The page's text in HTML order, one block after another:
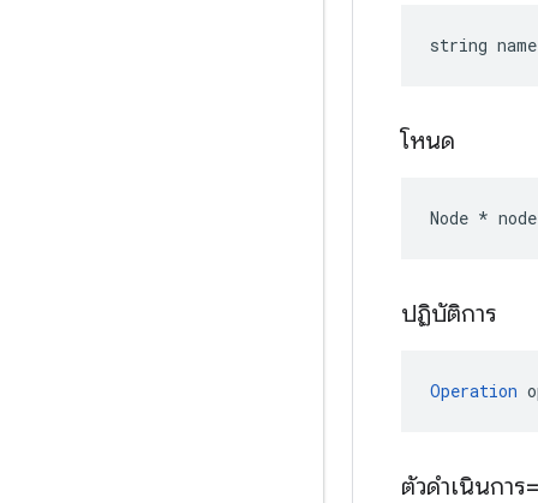
string name
โหนด
Node * node
ปฏิบัติการ
Operation
ตัวดำเนินการ